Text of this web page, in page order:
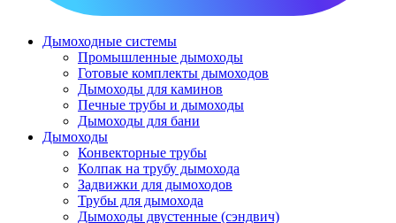
Дымоходные системы
Промышленные дымоходы
Готовые комплекты дымоходов
Дымоходы для каминов
Печные трубы и дымоходы
Дымоходы для бани
Дымоходы
Конвекторные трубы
Колпак на трубу дымохода
Задвижки для дымоходов
Трубы для дымохода
Дымоходы двустенные (сэндвич)